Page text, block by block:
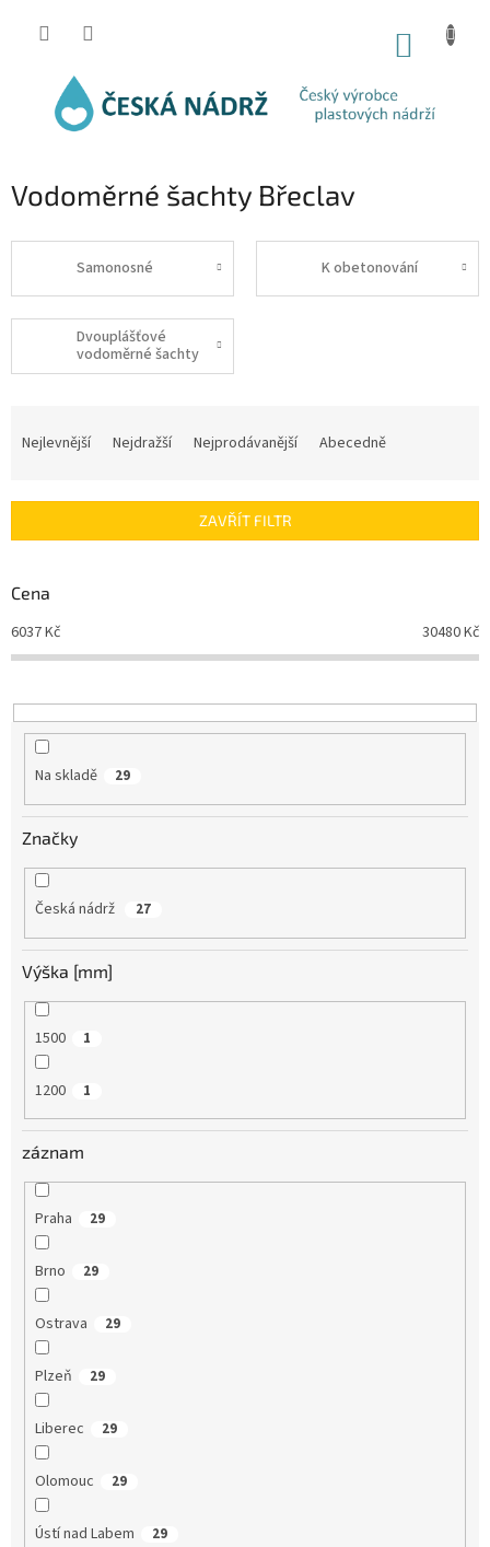
Vodoměrné šachty Břeclav
Samonosné K obetonování
Dvouplášťové
vodoměrné šachty
í
r
o
d
u
t
ů
Nejlevnější Nejdražší Nejprodávanější Abecedně
ZAVŘÍT FILTR
Cena
6037Kč 30480Kč
Na skladě 29
Značky
Česká nádrž 27
Výška [mm]
1500 1
1200 1
záznam
Praha 29
Brno 29
Ostrava 29
Plzeň 29
Liberec 29
Olomouc 29
Ústí nad Labem 29